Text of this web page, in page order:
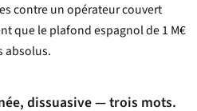
contre un opérateur couvert
que le plafond espagnol de 1 M€
absolus.
dissuasive — trois mots.